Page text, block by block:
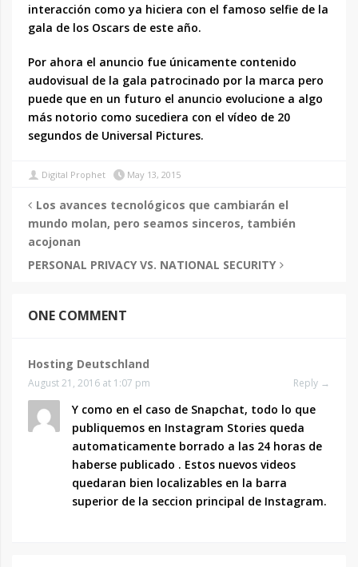
interacción como ya hiciera con el famoso selfie de la
gala de los Oscars de este año.
Por ahora el anuncio fue únicamente contenido
audovisual de la gala patrocinado por la marca pero
puede que en un futuro el anuncio evolucione a algo
más notorio como sucediera con el vídeo de 20
segundos de Universal Pictures.
Digital Prophet May 13, 2015
Los avances tecnológicos que cambiarán el
mundo molan, pero seamos sinceros, también
acojonan
PERSONAL PRIVACY VS. NATIONAL SECURITY
ONE COMMENT
Hosting Deutschland
August 21, 2016 at 1:07 pm Reply →
Y como en el caso de Snapchat, todo lo que
publiquemos en Instagram Stories queda
automaticamente borrado a las 24 horas de
haberse publicado . Estos nuevos videos
quedaran bien localizables en la barra
superior de la seccion principal de Instagram.